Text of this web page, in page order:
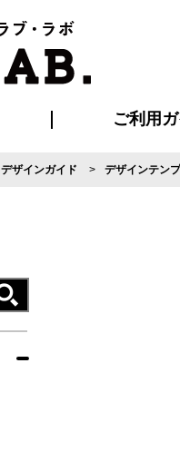
ご利用
ご利用ガ
はじめて
再注文の
お支払い方
割引まと
発送・特急サー
版の保管期
マイページ会
よくある
デザインガイド デザインテン